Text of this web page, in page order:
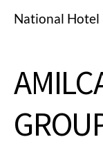
National